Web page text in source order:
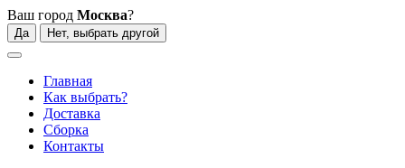
Ваш город Москва?
Да Нет, выбрать другой
Главная
Как выбрать?
Доставка
Сборка
Контакты